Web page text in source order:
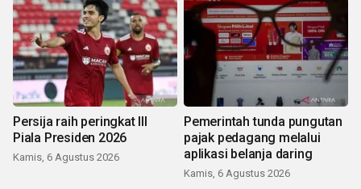
Persija raih peringkat III
Piala Presiden 2026
Kamis, 6 Agustus 2026
Pemerintah tunda pungutan
pajak pedagang melalui
aplikasi belanja daring
Kamis, 6 Agustus 2026